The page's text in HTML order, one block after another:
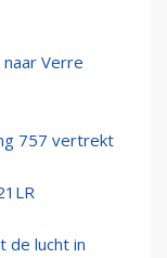
Verre
757 vertrekt
de lucht in